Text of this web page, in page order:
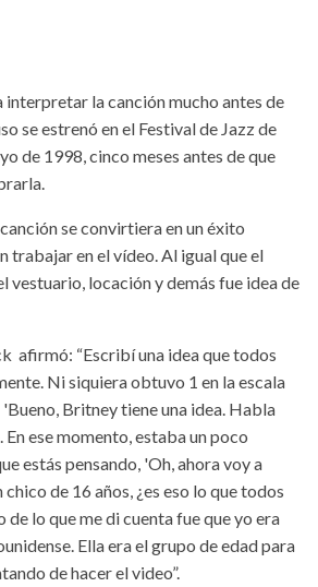
interpretar la canción mucho antes de
se estrenó en el Festival de Jazz de
de 1998, cinco meses antes de que
se convirtiera en un éxito
trabajar en el vídeo. Al igual que el
vestuario, locación y demás fue idea de
afirmó: “Escribí una idea que todos
Ni siquiera obtuvo 1 en la escala
Britney tiene una idea. Habla
ese momento, estaba un poco
estás pensando, 'Oh, ahora voy a
de 16 años, ¿es eso lo que todos
de lo que me di cuenta fue que yo era
Ella era el grupo de edad para
de hacer el video”.